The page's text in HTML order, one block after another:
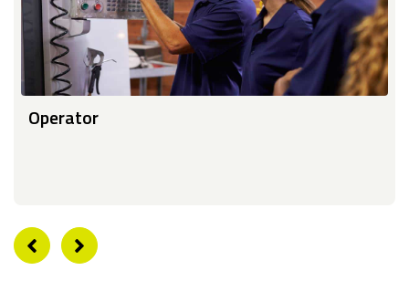
Operator